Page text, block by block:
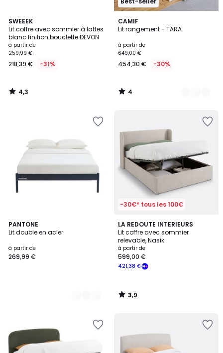
SWEEEK
Lit coffre avec sommier à lattes
blanc finition bouclette DEVON
à partir de
259,99 €
218,39 € -31%
4,3
/ 5
4,3
/
CAMIF
Lit rangement - TARA
à partir de
649,00 €
454,30 € -30%
4
/
3
Couleurs
4
/
PANTONE
Lit double en acier
à partir de
269,99 €
3
Couleurs
-30€* tous les 100€
LA REDOUTE INTERIEURS
Lit coffre avec sommier
relevable, Nasik
à partir de
421,38 €
599,00 €
3,9
/ 5
3,9
/